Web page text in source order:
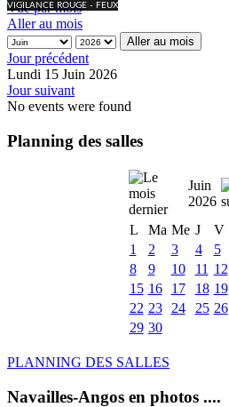
VIGILANCE ROUGE - FEUX
Vue par mois
Aller au mois
Aller au mois
Jour précédent
Lundi 15 Juin 2026
Jour suivant
No events were found
Planning des salles
Juin
2026
L
Ma Me J V
1
2 3 4 5
8
9 10 11 12
15 16 17 18 19
22 23 24 25 26
29 30
PLANNING DES SALLES
Navailles-Angos en photos ....